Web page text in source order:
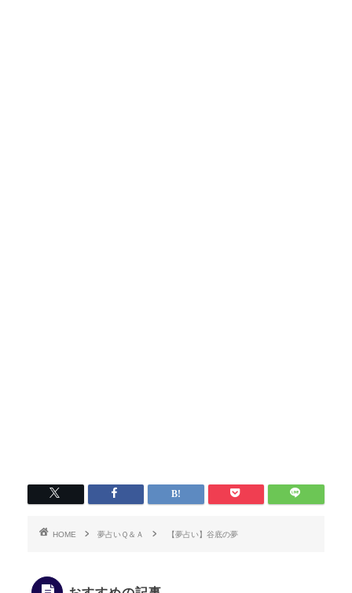
HOME 夢占いＱ＆Ａ 【夢占い】谷底の夢